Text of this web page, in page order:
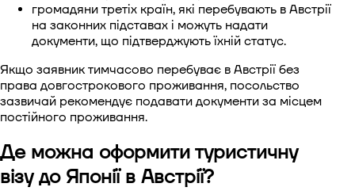
громадяни третіх країн, які перебувають в Австрії
на законних підставах і можуть надати
документи, що підтверджують їхній статус.
Якщо заявник тимчасово перебуває в Австрії без
права довгострокового проживання, посольство
зазвичай рекомендує подавати документи за місцем
постійного проживання.
Де можна оформити туристичну
візу до Японії в Австрії?